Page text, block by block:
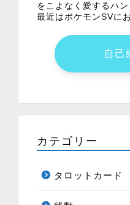
をこよなく愛するハン
最近はポケモンSVに
自己
カテゴリー
タロットカード